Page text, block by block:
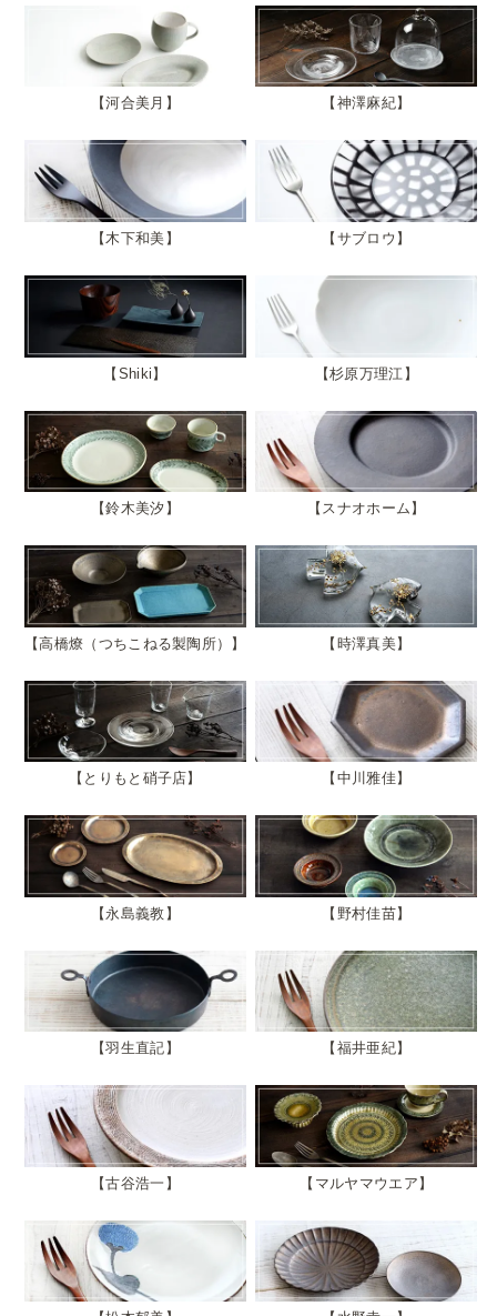
河合美月 神澤麻紀
木下和美 サブロウ
Shiki 杉原万理江
鈴木美汐 スナオホーム
高橋燎（つちこねる製陶所） 時澤真美
とりもと硝子店 中川雅佳
永島義教 野村佳苗
羽生直記 福井亜紀
古谷浩一 マルヤマウエア